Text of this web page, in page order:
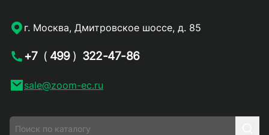
г. Москва, Дмитровское шоссе, д. 85
+7 ( 499 ) 322-47-86
sale@zoom-ec.ru